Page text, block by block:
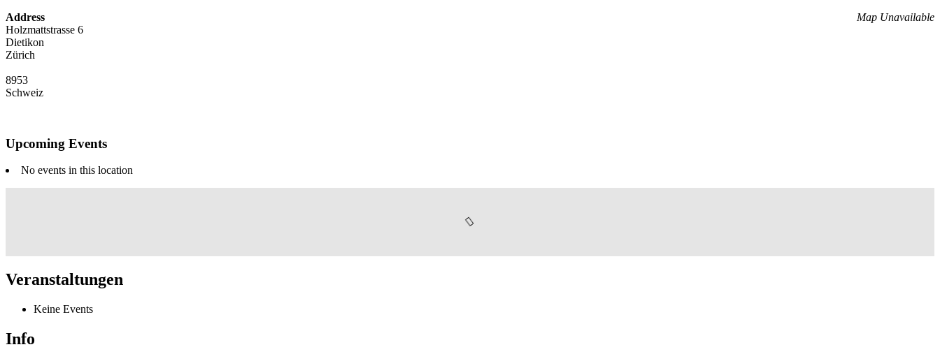
Map Unavailable
Address
Holzmattstrasse 6
Dietikon
Zürich
8953
Schweiz
Upcoming Events
No events in this location
Veranstaltungen
Keine Events
Info